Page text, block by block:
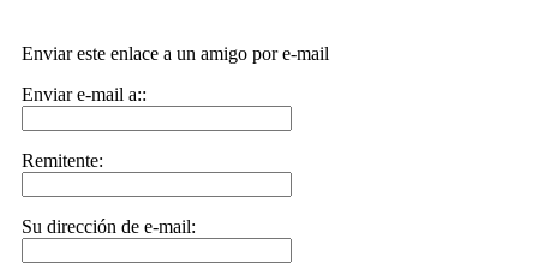
Enviar este enlace a un amigo por e-mail
Enviar e-mail a::
Remitente:
Su dirección de e-mail: